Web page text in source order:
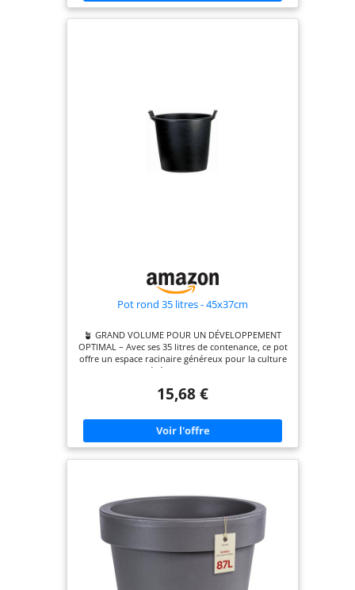
Pot rond 35 litres - 45x37cm
🪴 GRAND VOLUME POUR UN DÉVELOPPEMENT
OPTIMAL – Avec ses 35 litres de contenance, ce pot
offre un espace racinaire généreux pour la culture
de grands végétaux, arbustes et plantes
INTÉGRÉES POUR UNE MANIPULATION FACILE –
pot sans effort, même chargé, idéal pour
réorganiser votre espace de jardinage intérieur ou
extérieur. ♻️ FABRIQUÉ EN POLYÉTHYLÈNE
RECYCLÉ RÉSISTANT – Matière écoresponsable,
comme en extérieur. 💧 DRAINAGE OPTIMISÉ
POUR LA SANTÉ DES PLANTES – Le fond est équipé
de 4 trous d'évacuation qui permettent un
écoulement efficace du surplus d'eau, prévenant
l'excès d'humidité et la pourriture des racines. 🌱
COMPATIBLE TOUS SUBSTRATS ET TOUS USAGES –
Convient à tous les types de substrats : terreau,
billes d'argile, fibre de coco, etc. Dimensions : Ø 45
15,68 €